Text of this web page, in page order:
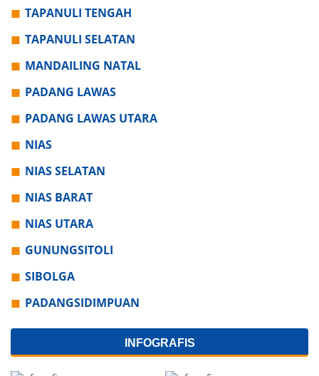
TAPANULI TENGAH
TAPANULI SELATAN
MANDAILING NATAL
PADANG LAWAS
PADANG LAWAS UTARA
NIAS
NIAS SELATAN
NIAS BARAT
NIAS UTARA
GUNUNGSITOLI
SIBOLGA
PADANGSIDIMPUAN
INFOGRAFIS